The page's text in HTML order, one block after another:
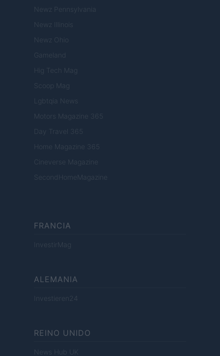
Newz Pennsylvania
Newz Illinois
Newz Ohio
Gameland
Hig Tech Mag
Scoop Mag
Lgbtqia News
Motors Magazine 365
Day Travel 365
Home Magazine 365
Cineverse Magazine
SecondHomeMagazine
FRANCIA
InvestirMag
ALEMANIA
Investieren24
REINO UNIDO
News Hub UK